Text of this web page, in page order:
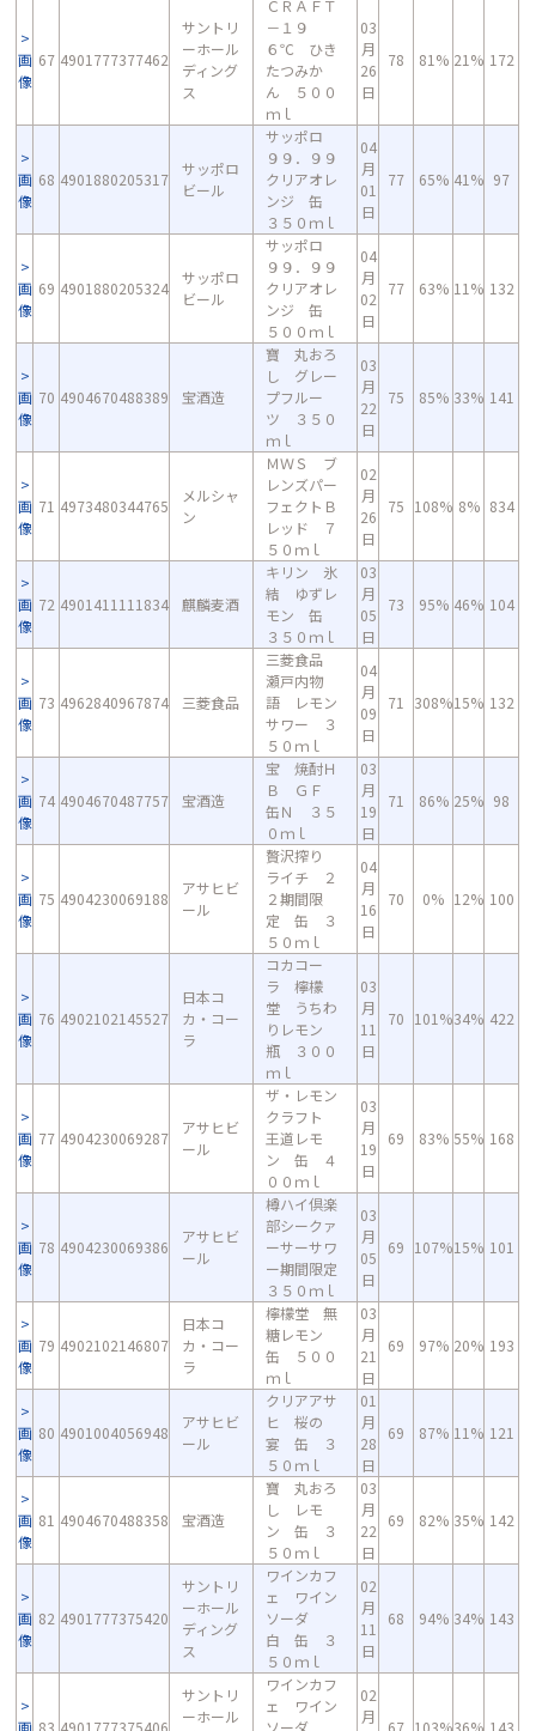
画
像
67 4901777377462
サントリ
ーホール
ディング
ス
ＣＲＡＦＴ
－１９
６℃ ひき
たつみか
ん ５００
ｍｌ
03
月
26
日
78 81% 21% 172
画
像
68 4901880205317
サッポロ
ビール
サッポロ
９９．９９
クリアオレ
ンジ 缶
３５０ｍｌ
04
月
01
日
77 65% 41% 97
画
像
69 4901880205324
サッポロ
ビール
サッポロ
９９．９９
クリアオレ
ンジ 缶
５００ｍｌ
04
月
02
日
77 63% 11% 132
画
像
70 4904670488389 宝酒造
寶 丸おろ
し グレー
プフルー
ツ ３５０
ｍｌ
03
月
22
日
75 85% 33% 141
画
像
71 4973480344765
メルシャ
ン
ＭＷＳ ブ
レンズパー
フェクトＢ
レッド ７
５０ｍｌ
02
月
26
日
75 108% 8% 834
画
像
72 4901411111834 麒麟麦酒
キリン 氷
結 ゆずレ
モン 缶
３５０ｍｌ
03
月
05
日
73 95% 46% 104
画
像
73 4962840967874 三菱食品
三菱食品
瀬戸内物
語 レモン
サワー ３
５０ｍｌ
04
月
09
日
71 308%15% 132
画
像
74 4904670487757 宝酒造
宝 焼酎Ｈ
Ｂ ＧＦ
缶Ｎ ３５
０ｍｌ
03
月
19
日
71 86% 25% 98
画
像
75 4904230069188
アサヒビ
ール
贅沢搾り
ライチ ２
２期間限
定 缶 ３
５０ｍｌ
04
月
16
日
70 0% 12% 100
画
像
76 4902102145527
日本コ
カ・コー
ラ
コカコー
ラ 檸檬
堂 うちわ
りレモン
瓶 ３００
ｍｌ
03
月
11
日
70 101%34% 422
画
像
77 4904230069287
アサヒビ
ール
ザ・レモン
クラフト
王道レモ
ン 缶 ４
００ｍｌ
03
月
19
日
69 83% 55% 168
画
像
78 4904230069386
アサヒビ
ール
樽ハイ倶楽
部シークァ
ーサーサワ
ー期間限定
３５０ｍｌ
03
月
05
日
69 107%15% 101
画
像
79 4902102146807
日本コ
カ・コー
ラ
檸檬堂 無
糖レモン
缶 ５００
ｍｌ
03
月
21
日
69 97% 20% 193
画
像
80 4901004056948
アサヒビ
ール
クリアアサ
ヒ 桜の
宴 缶 ３
５０ｍｌ
01
月
28
日
69 87% 11% 121
画
像
81 4904670488358 宝酒造
寶 丸おろ
し レモ
ン 缶 ３
５０ｍｌ
03
月
22
日
69 82% 35% 142
画
像
82 4901777375420
サントリ
ーホール
ディング
ス
ワインカフ
ェ ワイン
ソーダ
白 缶 ３
５０ｍｌ
02
月
11
日
68 94% 34% 143
画 83 4901777375406
サントリ
ーホール
ワインカフ
ェ ワイン
ソーダ
02
月
67 103%36% 143